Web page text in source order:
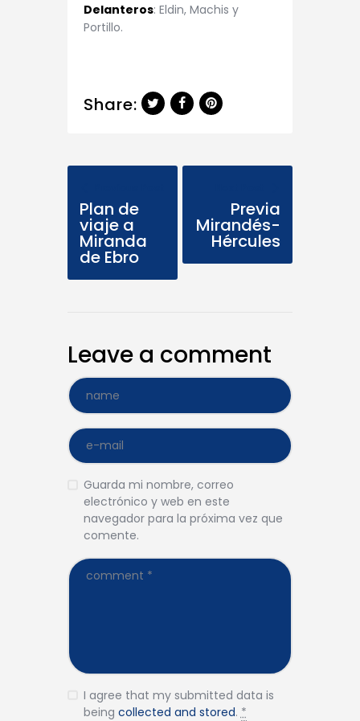
Delanteros: Eldin, Machis y
Portillo.
Share:
Plan de
viaje a
Miranda
de Ebro
Previa
Mirandés-
Hércules
Leave a comment
Guarda mi nombre, correo
electrónico y web en este
navegador para la próxima vez que
comente.
I agree that my submitted data is
being collected and stored. *